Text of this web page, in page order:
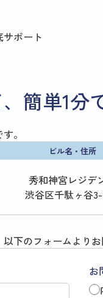
ポート
簡単1分
。
ビル名・住所
秀和神宮レジデ
渋谷区千駄ヶ谷
下のフォームよりお
お